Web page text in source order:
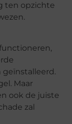
ten opzichte
Maar
ook de juiste
zal